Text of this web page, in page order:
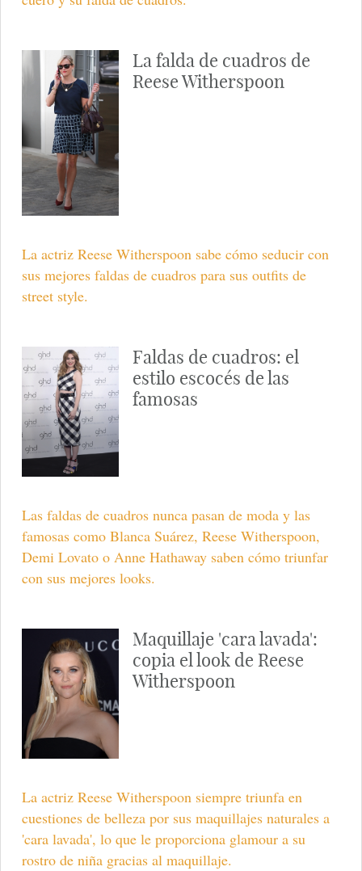
La falda de cuadros de
Reese Witherspoon
La actriz Reese Witherspoon sabe cómo seducir con
sus mejores faldas de cuadros para sus outfits de
street style.
Faldas de cuadros: el
estilo escocés de las
famosas
Las faldas de cuadros nunca pasan de moda y las
famosas como Blanca Suárez, Reese Witherspoon,
Demi Lovato o Anne Hathaway saben cómo triunfar
con sus mejores looks.
Maquillaje 'cara lavada':
copia el look de Reese
Witherspoon
La actriz Reese Witherspoon siempre triunfa en
cuestiones de belleza por sus maquillajes naturales a
'cara lavada', lo que le proporciona glamour a su
rostro de niña gracias al maquillaje.